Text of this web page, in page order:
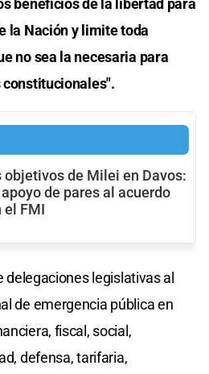
beneficios de la libertad para
la Nación y limite toda
no sea la necesaria para
objetivos de Milei en Davos:
de pares al acuerdo
FMI
delegaciones legislativas al
de emergencia pública en
fiscal, social,
defensa, tarifaria,